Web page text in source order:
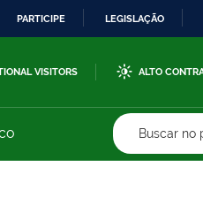
PARTICIPE LEGISLAÇÃO
VISITORS ALTO
Buscar no